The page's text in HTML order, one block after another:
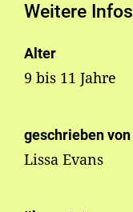
Weitere Infos
Alter
9 bis 11 Jahre
geschrieben von
Lissa Evans